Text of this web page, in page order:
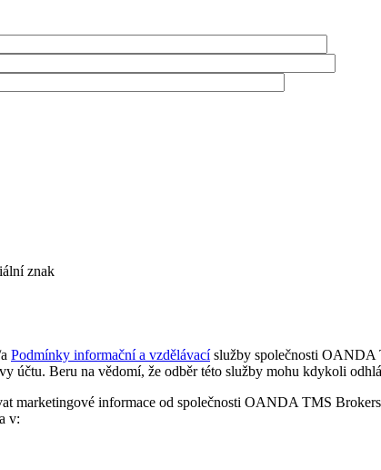
znak
Podmínky informační a vzdělávacíslužby společnosti OANDA
účtu. Beru na vědomí, že odběr této služby mohu kdykoli
marketingové informace od společnosti OANDA TMS
v: